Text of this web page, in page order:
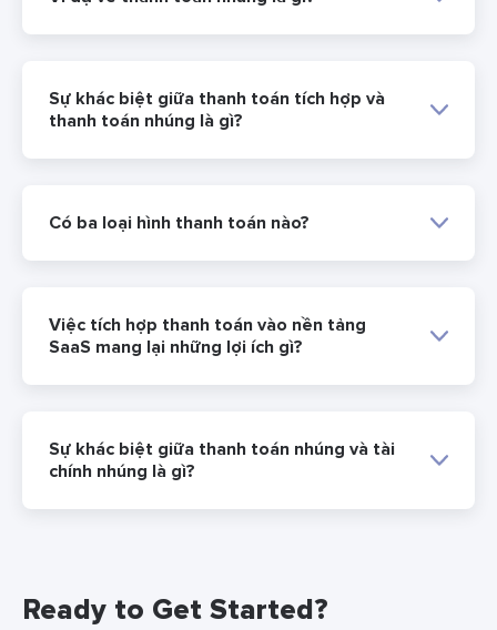
Sự khác biệt giữa thanh toán tích hợp và
thanh toán nhúng là gì?
Có ba loại hình thanh toán nào?
Việc tích hợp thanh toán vào nền tảng
SaaS mang lại những lợi ích gì?
Sự khác biệt giữa thanh toán nhúng và tài
chính nhúng là gì?
Ready to Get Started?